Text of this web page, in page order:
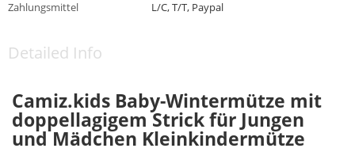
Zahlungsmittel
L/C, T/T, Paypal
Detailed Info
Camiz.kids Baby-Wintermütze mit
doppellagigem Strick für Jungen
und Mädchen Kleinkindermütze